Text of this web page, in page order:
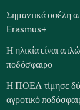
Σημαντικά οφέλη
Erasmus+
Η ηλικία είναι
ποδόσφαιρο
Η ΠΟΕΛ τίμησε
αγροτικό